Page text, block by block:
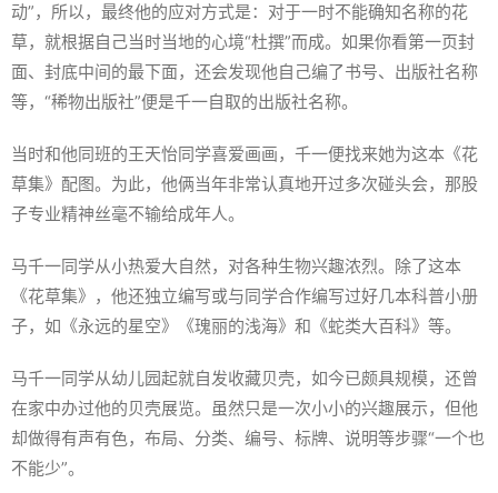
动”，所以，最终他的应对方式是：对于一时不能确知名称的花
草，就根据自己当时当地的心境“杜撰”而成。如果你看第一页封
面、封底中间的最下面，还会发现他自己编了书号、出版社名称
等，“稀物出版社”便是千一自取的出版社名称。
当时和他同班的王天怡同学喜爱画画，千一便找来她为这本《花
草集》配图。为此，他俩当年非常认真地开过多次碰头会，那股
子专业精神丝毫不输给成年人。
马千一同学从小热爱大自然，对各种生物兴趣浓烈。除了这本
《花草集》，他还独立编写或与同学合作编写过好几本科普小册
子，如《永远的星空》《瑰丽的浅海》和《蛇类大百科》等。
马千一同学从幼儿园起就自发收藏贝壳，如今已颇具规模，还曾
在家中办过他的贝壳展览。虽然只是一次小小的兴趣展示，但他
却做得有声有色，布局、分类、编号、标牌、说明等步骤“一个也
不能少”。